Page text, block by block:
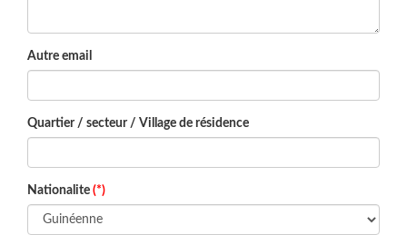
Autre email
Quartier / secteur / Village de résidence
Nationalite (*)